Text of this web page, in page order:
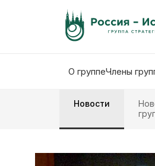
О группеЧлены
Новости